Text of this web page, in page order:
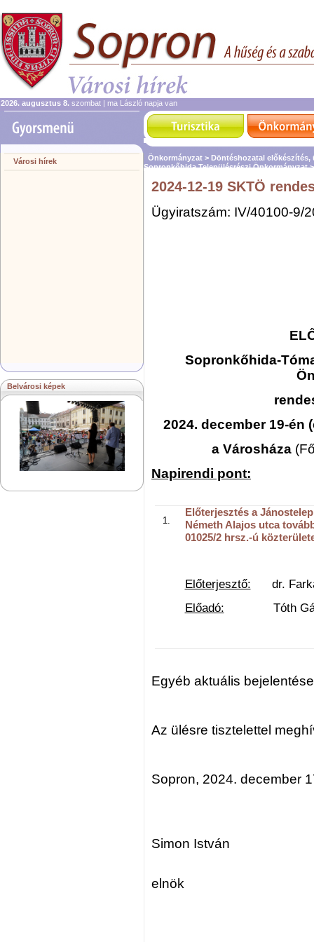
2026. augusztus 8. szombat | ma László napja van
Városi hírek
Belvárosi képek
Önkormányzat > Döntéshozatal előkészítés,
Sopronkőhida Településrészi Önkormányzat
2024-12-19 SKTÖ
Ügyiratszám: IV/40100-9/
Sopronkőhida-
2024. december 19-én
a Városháza
Napirendi pont:
Előterjesztés a
Németh Alajos utca
01025/2 hrsz.-ú
Előterjesztő: dr.
Előadó: Tóth Gábor
Egyéb aktuális
Az ülésre tisztelettel
Sopron, 2024. december
Simon István
elnök